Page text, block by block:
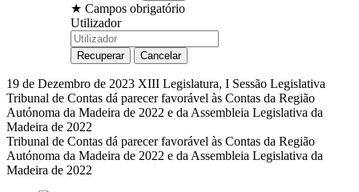
★ Campos obrigatório
Utilizador
19 de Dezembro de 2023 XIII Legislatura, I Sessão Legislativa
Tribunal de Contas dá parecer favorável às Contas da Região
Autónoma da Madeira de 2022 e da Assembleia Legislativa da
Madeira de 2022
Tribunal de Contas dá parecer favorável às Contas da Região
Autónoma da Madeira de 2022 e da Assembleia Legislativa da
Madeira de 2022